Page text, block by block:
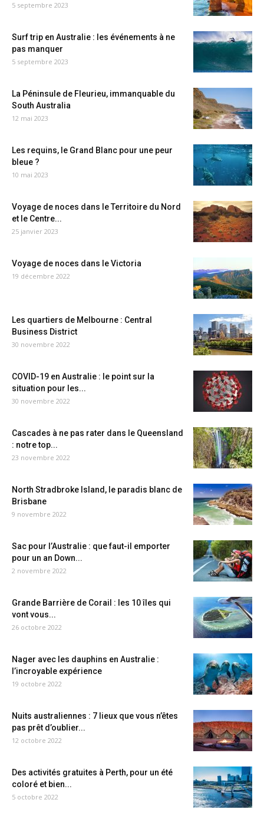
5 septembre 2023
Surf trip en Australie : les événements à ne
pas manquer
5 septembre 2023
La Péninsule de Fleurieu, immanquable du
South Australia
12 mai 2023
Les requins, le Grand Blanc pour une peur
bleue ?
10 mai 2023
Voyage de noces dans le Territoire du Nord
et le Centre...
25 janvier 2023
Voyage de noces dans le Victoria
19 décembre 2022
Les quartiers de Melbourne : Central
Business District
30 novembre 2022
COVID-19 en Australie : le point sur la
situation pour les...
30 novembre 2022
Cascades à ne pas rater dans le Queensland
: notre top...
23 novembre 2022
North Stradbroke Island, le paradis blanc de
Brisbane
9 novembre 2022
Sac pour l’Australie : que faut-il emporter
pour un an Down...
2 novembre 2022
Grande Barrière de Corail : les 10 îles qui
vont vous...
26 octobre 2022
Nager avec les dauphins en Australie :
l’incroyable expérience
19 octobre 2022
Nuits australiennes : 7 lieux que vous n’êtes
pas prêt d’oublier...
12 octobre 2022
Des activités gratuites à Perth, pour un été
coloré et bien...
5 octobre 2022